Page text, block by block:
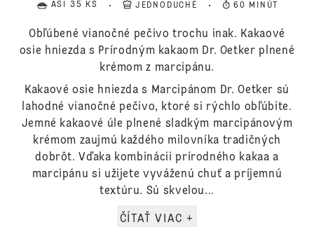
ASI 35 KS JEDNODUCHÉ 60 MINÚT
Obľúbené vianočné pečivo trochu inak. Kakaové
osie hniezda s Prírodným kakaom Dr. Oetker plnené
krémom z marcipánu.
Kakaové osie hniezda s Marcipánom Dr. Oetker sú
lahodné vianočné pečivo, ktoré si rýchlo obľúbite.
Jemné kakaové úle plnené sladkým marcipánovým
krémom zaujmú každého milovníka tradičných
dobrôt. Vďaka kombinácii prírodného kakaa a
marcipánu si užijete vyváženú chuť a príjemnú
textúru. Sú skvelou...
ČÍTAŤ VIAC +